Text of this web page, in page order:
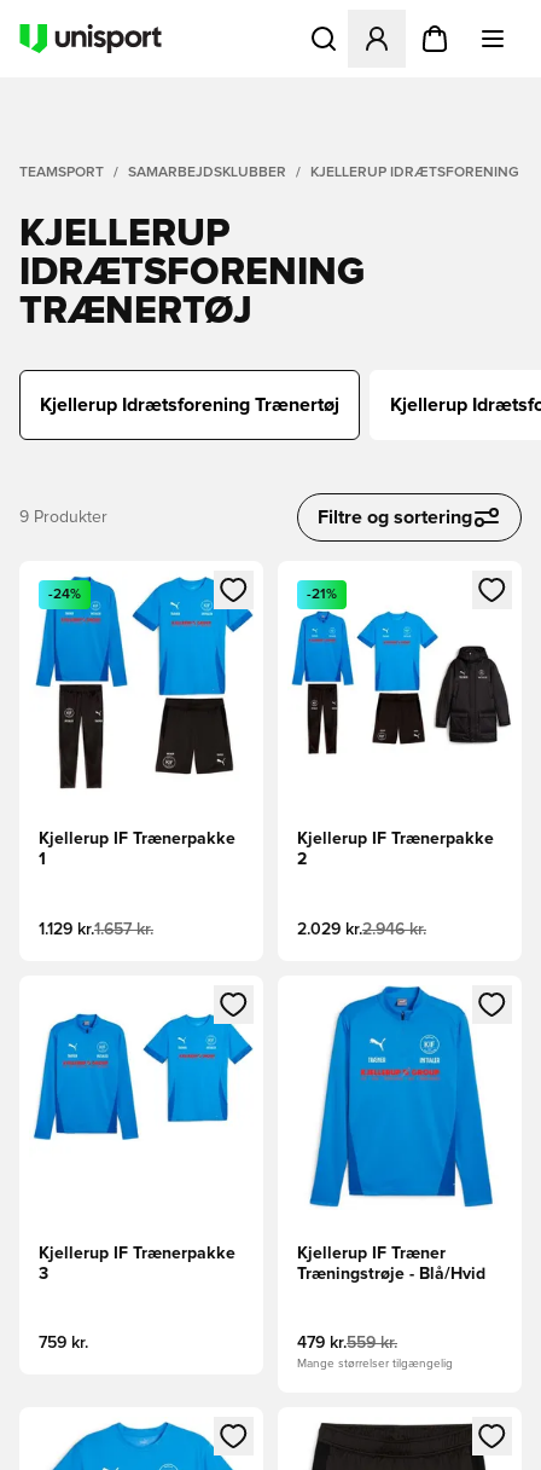
Åbner en Modal til at
TEAMSPORT SAMARBEJDSKLUBBER KJELLERUP IDRÆTSFORENING
KJELLERUP
IDRÆTSFORENING
TRÆNERTØJ
Kjellerup Idrætsforening Trænertøj Kjellerup
9 Produkter Filtre og sortering
Åbner en Modal til at logge ind eller tilmelde dig som
-24%
Kjellerup IF Trænerpakke
1
1.129 kr.1.657 kr.
Åbner en Modal til at logge
-21%
Kjellerup IF Trænerpakke
2
2.029 kr.2.946 kr.
Åbner en Modal til at logge ind eller tilmelde dig som
Kjellerup IF Trænerpakke
3
759 kr.
Åbner en Modal til at logge
Kjellerup IF Træner
Træningstrøje - Blå/Hvid
479 kr.559 kr.
Mange størrelser tilgængelig
Åbner en Modal til at logge ind eller tilmelde dig som
Åbner en Modal til at logge